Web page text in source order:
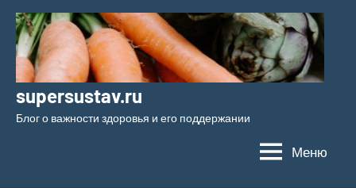
Перейти
содержимому
supersustav.ru
Блог о важности здоровья и его поддержании
Меню